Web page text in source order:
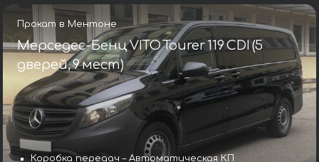
Прокат в Ментоне
Мерседес-Бенц VITO Tourer 119 CDI (5
дверей, 9 мест)
Коробка передач – Автоматическая КП